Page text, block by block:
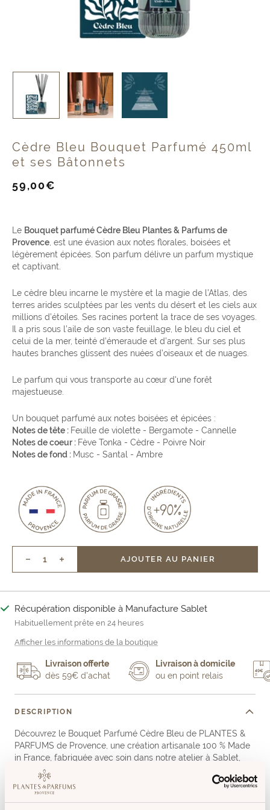
Cèdre Bleu Bouquet Parfumé 450ml
et ses Bâtonnets
Prix
59,00€
Le Bouquet parfumé Cèdre Bleu Plantes & Parfums de
Provence , est une évasion aux notes florales, boisées et
légèrement épicées. Son parfum délivre un parfum mystique
et captivant.
Le cèdre bleu incarne le mystère et la magie de l’Atlas, des
terres arides sculptées par les vents du désert et les ciels aux
millions d’étoiles. Ses racines portent la trace de ses voyages.
Il a pris sous l’aile de son vaste feuillage, le bleu du ciel et
celui de la mer, teinté d’émeraude et d’argent. Sur ses plus
hautes branches glissent des nuées d’oiseaux et de nuages.
Le parfum qui vous transporte au cœur d'une forêt
majestueuse.
Un bouquet parfumé aux notes boisées et épicées :
Notes de tête : Feuille de violette - Bergamote - Cannelle
Notes de coeur : Fève Tonka - Cèdre - Poivre Noir
Notes de fond : Musc - Santal - Ambre
Réduire
la
Augmenter
la
AJOUTER AU PANIER
Récupération disponible à Manufacture Sablet
Habituellement prête en 24 heures
Afficher les informations de la boutique
Livraison offerte
dès 59€ d'achat
Livraison à domicile
ou en point relais
DESCRIPTION
Découvrez le Bouquet Parfumé Cèdre Bleu de PLANTES &
PARFUMS de Provence, une création artisanale 100 % Made
in France, fabriquée avec soin dans notre atelier à Sablet,
dans le Vaucluse. Issue de la collection Les Grands Crus de
Parfums, cette pièce d'exception est conçue pour apporter
une touche de raffinement à votre intérieur.